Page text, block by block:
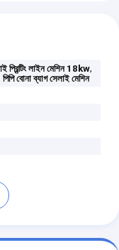
প্রিন্টিং লাইন মেশিন 18kw,
পিপি বোনা ব্যাগ সেলাই মেশিন